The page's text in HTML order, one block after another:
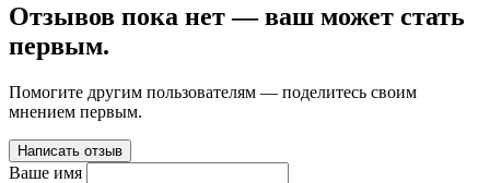
Отзывов пока нет — ваш может стать
первым.
Помогите другим пользователям — поделитесь своим
мнением первым.
Написать отзыв
Ваше имя